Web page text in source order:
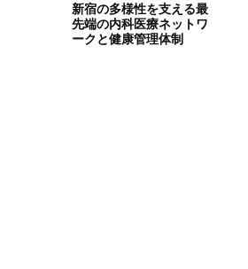
新宿の多様性を支える最
先端の内科医療ネットワ
ークと健康管理体制